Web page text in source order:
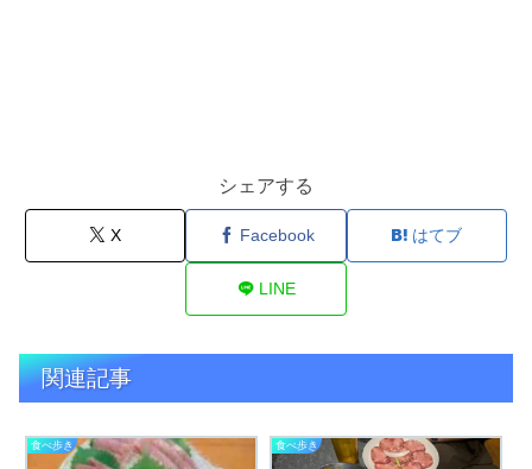
シェアする
X Facebook はてブ
LINE
関連記事
食べ歩き 食べ歩き